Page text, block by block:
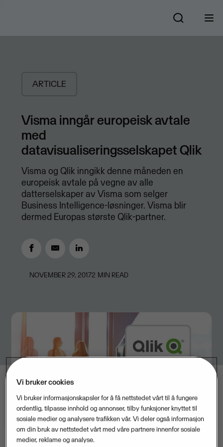
ARTICLE
Visma inngår europeisk avtale
med
datavisualiseringsselskapet Qlik
​Visma og Qlik inngikk denne måneden en
europeisk avtale på vegne av alle
datterselskaper av Visma som selger
Business Intelligence-løsninger. Visma blir
dermed Europas største Qlik-partner.
NOVEMBER 29, 20172 MIN READ
Vi bruker cookies
Vi bruker informasjonskapsler for å få nettstedet vårt til å fungere
ordentlig, tilpasse innhold og annonser, tilby funksjoner knyttet til
sosiale medier og analysere trafikken vår. Vi deler også informasjon
om din bruk av nettstedet vårt med våre partnere innenfor sosiale
medier, reklame og analyse.